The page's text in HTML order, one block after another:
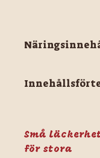
Små
för stora